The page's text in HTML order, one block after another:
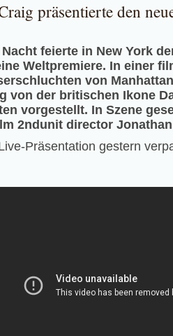
präsentierte den
feierte in New York
Weltpremiere. In einer
von
von der britischen Ikone
vorgestellt. In Szene
2ndunit director Jonathan
Präsentation gestern